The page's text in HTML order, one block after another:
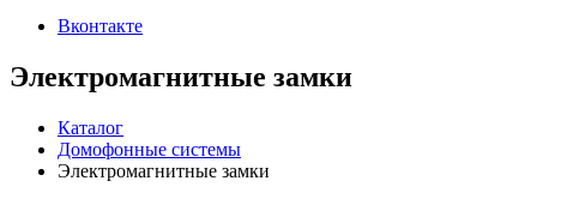
Вконтакте
Электромагнитные замки
Каталог
Домофонные системы
Электромагнитные замки